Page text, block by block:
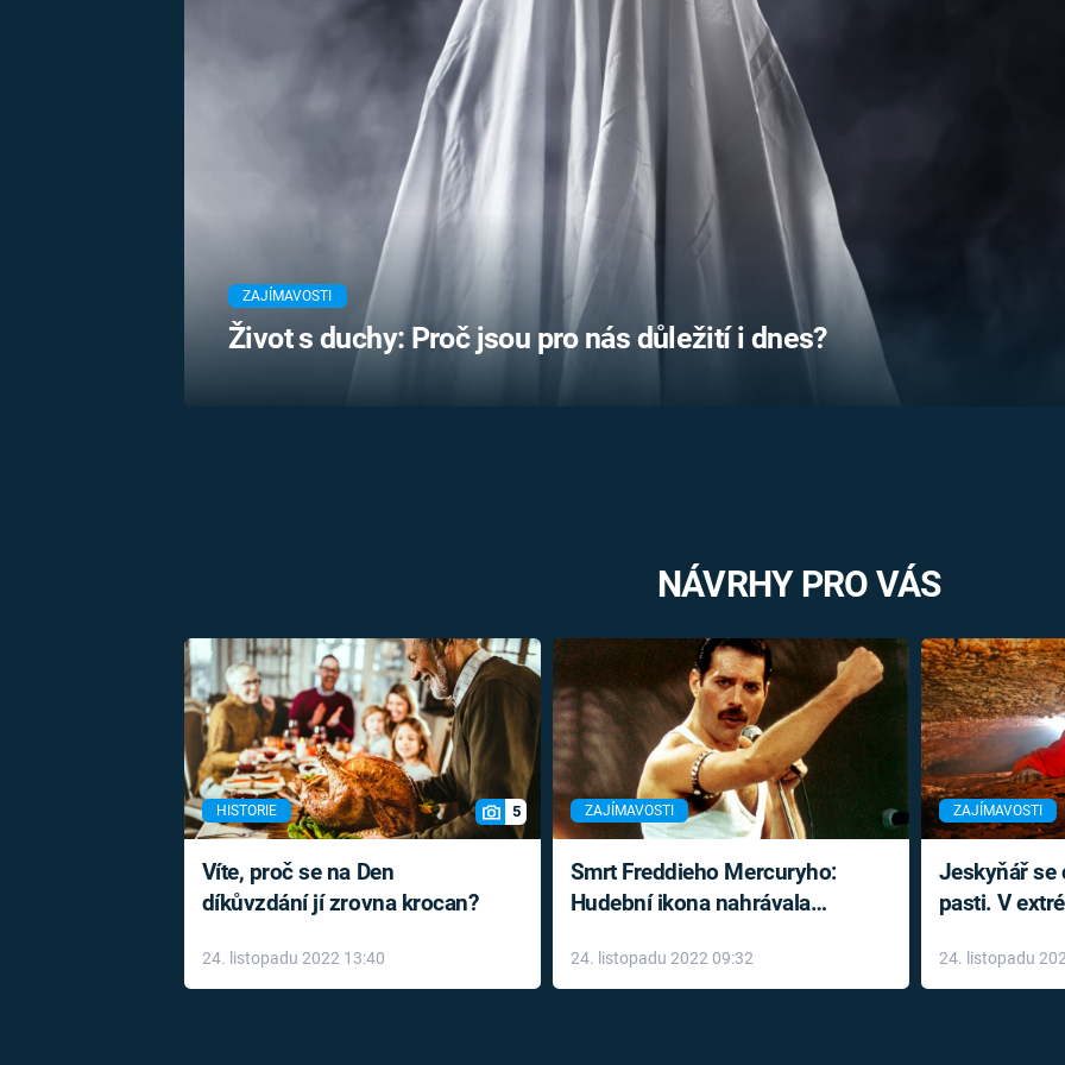
MARIE TEREZIE
NAPOLEON
BONAPARTE
BRITSKÁ
KRÁLOVSKÁ
RODINA
UFO A
MIMOZEMŠŤANÉ
UTAJENÉ PŘÍBĚHY
ČESKÝCH DĚJIN
ALTERNATIVNÍ
HISTORIE
ZAJÍMAVOSTI
Život s duchy: Proč jsou pro nás důležití i dnes?
NÁVRHY PRO VÁS
HISTORIE 5
Víte, proč se na Den
díkůvzdání jí zrovna krocan?
24. listopadu 2022 13:40
ZAJÍMAVOSTI
Smrt Freddieho Mercuryho:
Hudební ikona nahrávala
léky
24. listopadu 2022 09:32
ZAJÍMAVOSTI
Jeskyňář se
pasti. V
24. listopadu